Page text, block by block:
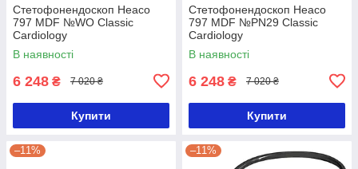
Стетофонендоскоп Heaco
797 MDF №WO Classic
Cardiology
В наявності
6 248 ₴ 7 020 ₴
Купити
Стетофонендоскоп Heaco
797 MDF №PN29 Classic
Cardiology
В наявності
6 248 ₴ 7 020 ₴
Купити
–11% –11%